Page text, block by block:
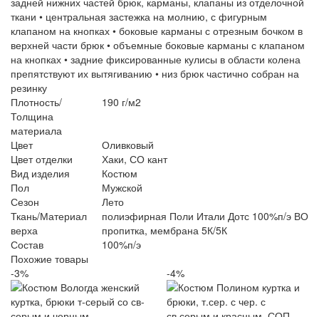
ткани • центральная застежка на молнию, с фигурным
клапаном на кнопках • боковые карманы с отрезным бочком в
верхней части брюк • объемные боковые карманы с клапаном
на кнопках • задние фиксированные кулисы в области колена
препятствуют их вытягиванию • низ брюк частично собран на
резинку
Плотность/
Толщина
материала
190 г/м2
Цвет
Оливковый
Цвет отделки
Хаки, СО кант
Вид изделия
Костюм
Пол
Мужской
Сезон
Лето
Ткань/Материал
верха
полиэфирная Поли Итали Дотс 100%п/э ВО
пропитка, мембрана 5К/5К
Состав
100%п/э
Похожие товары
-3%
-4%